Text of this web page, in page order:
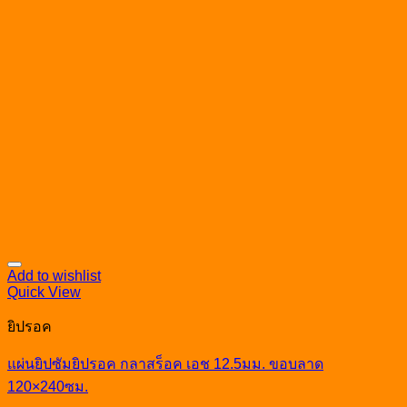
Add to wishlist
Quick View
ยิปรอค
แผ่นยิปซัมยิปรอค กลาสร็อค เอช 12.5มม. ขอบลาด
120×240ซม.